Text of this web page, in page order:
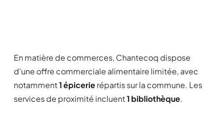
En matière de commerces, Chantecoq dispose
d'une offre commerciale alimentaire limitée, avec
notamment1 épicerierépartis sur la commune. Les
services de proximité incluent1 bibliothèque.